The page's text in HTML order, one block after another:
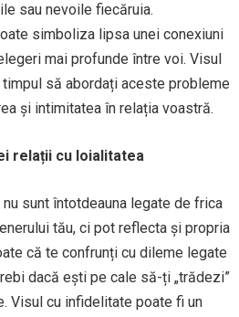
sau nevoile fiecăruia.
simboliza lipsa unei conexiuni
mai profunde între voi. Visul
să abordați aceste probleme
și intimitatea în relația voastră.
relații cu loialitatea
sunt întotdeauna legate de frica
tău, ci pot reflecta și propria
că te confrunți cu dileme legate
dacă ești pe cale să-ți „trădezi”
Visul cu infidelitate poate fi un